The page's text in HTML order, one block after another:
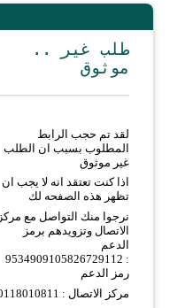
.. طلب غير
موثوق
لقد تم حجب الرابط
المطلوب بسبب ان الطلب
غير موثوق
اذا كنت تعتقد انه لا يجب ان
تظهر هذه الصفحه لك
نرجوا منك التواصل مع مركز
الاتصال وتزويدهم برمز
الدعم
9534909105826729112 :
رمز الدعم
مركز الاتصال : 0118010811